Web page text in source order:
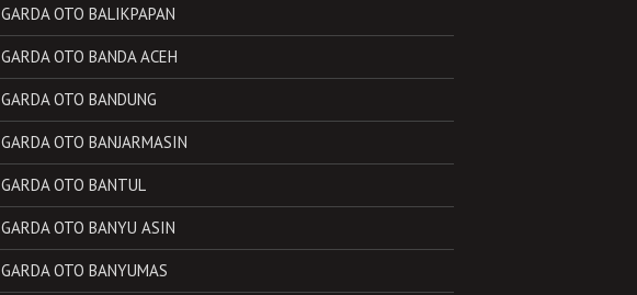
GARDA OTO BALIKPAPAN
GARDA OTO BANDA ACEH
GARDA OTO BANDUNG
GARDA OTO BANJARMASIN
GARDA OTO BANTUL
GARDA OTO BANYU ASIN
GARDA OTO BANYUMAS